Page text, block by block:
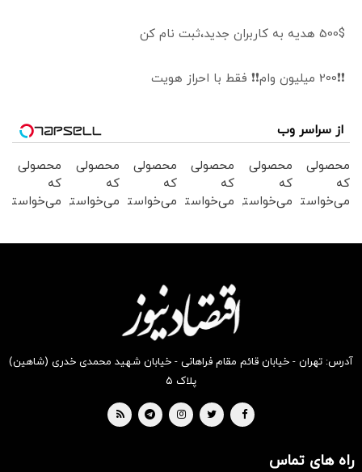
500$ هدیه به کاربران جدید،ثبت نام کن
❗❗200 میلیون وام❗❗ فقط با احراز هویت
از سراسر وب
محصولی
که
می‌خواستی
محصولی
که
می‌خواستی
محصولی
که
می‌خواستی
بخر !
محصولی
که
می‌خواستی
بخر !
محصولی
که
می‌خواستی
محصولی
که
می‌خواستی
آدرس: تهران - خیابان قائم مقام فراهانی - خیابان شهید محمدی خدری (شاهین)
پلاک ۵
راه های تماس